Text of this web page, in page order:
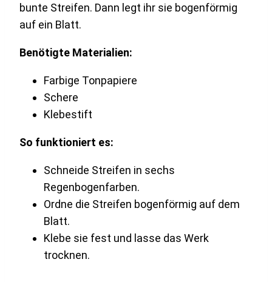
bunte Streifen. Dann legt ihr sie bogenförmig
auf ein Blatt.
Benötigte Materialien:
Farbige Tonpapiere
Schere
Klebestift
So funktioniert es:
Schneide Streifen in sechs
Regenbogenfarben.
Ordne die Streifen bogenförmig auf dem
Blatt.
Klebe sie fest und lasse das Werk
trocknen.